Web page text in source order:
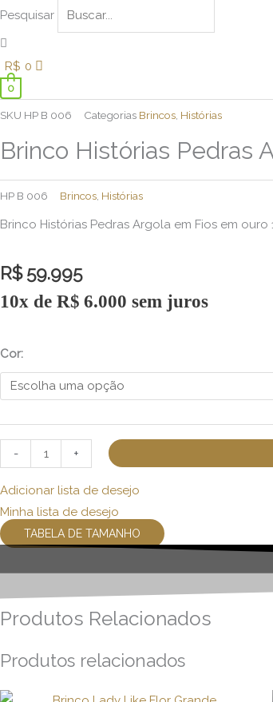
Pesquisar
R$ 0
0
SKU HP B 006 Categorias Brincos Histórias
Brinco Histórias Pedras
HP B 006 Brincos Histórias
Brinco Histórias Pedras Argola em Fios em
R$ 59.995
10x de R$ 6.000 sem juros
Cor:
-
Brinco
Pedras
em
Fios
+
Adicionar lista de desejo
Minha lista de desejo
TABELA DE TAMANHO
Produtos Relacionados
Produtos relacionados